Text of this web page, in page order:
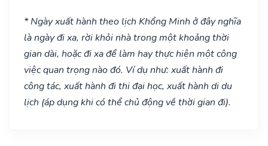
* Ngày xuất hành theo lịch Khổng Minh ở đây nghĩa
là ngày đi xa, rời khỏi nhà trong một khoảng thời
gian dài, hoặc đi xa để làm hay thực hiện một công
việc quan trọng nào đó. Ví dụ như: xuất hành đi
công tác, xuất hành đi thi đại học, xuất hành di du
lịch (áp dụng khi có thể chủ động về thời gian đi).